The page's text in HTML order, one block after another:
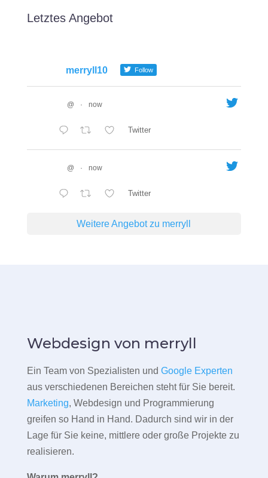
Letztes Angebot
merryll10 Follow
@ · now
Twitter
@ · now
Twitter
Weitere Angebot zu merryll
Webdesign von merryll
Ein Team von Spezialisten und Google Experten
aus verschiedenen Bereichen steht für Sie bereit.
Marketing, Webdesign und Programmierung
greifen so Hand in Hand. Dadurch sind wir in der
Lage für Sie keine, mittlere oder große Projekte zu
realisieren.